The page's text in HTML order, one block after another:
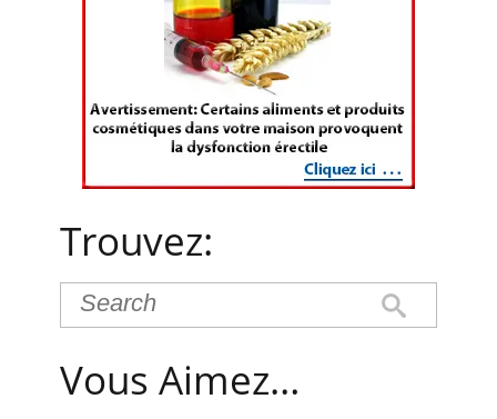
Trouvez:
Vous Aimez…